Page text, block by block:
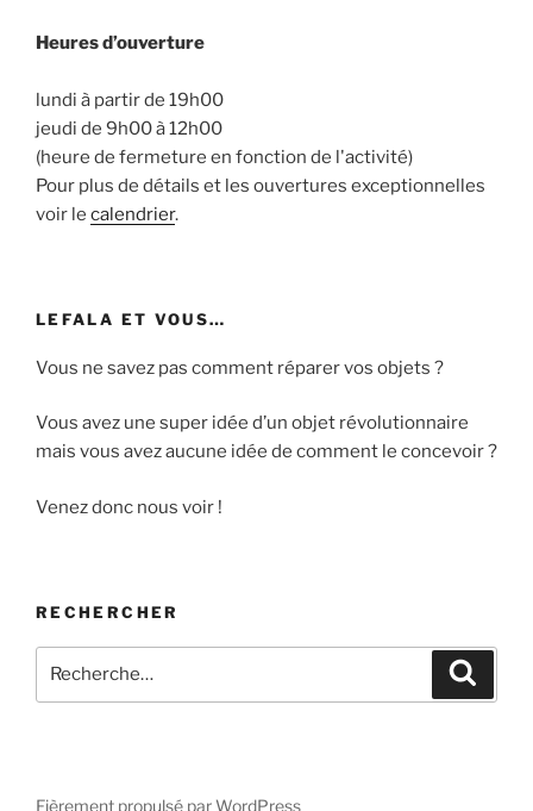
Heures d’ouverture
lundi à partir de 19h00
jeudi de 9h00 à 12h00
(heure de fermeture en fonction de l'activité)
Pour plus de détails et les ouvertures exceptionnelles
voir le calendrier.
LEFALA ET VOUS…
Vous ne savez pas comment réparer vos objets ?
Vous avez une super idée d’un objet révolutionnaire
mais vous avez aucune idée de comment le concevoir ?
Venez donc nous voir !
RECHERCHER
pour
Fièrement propulsé par WordPress